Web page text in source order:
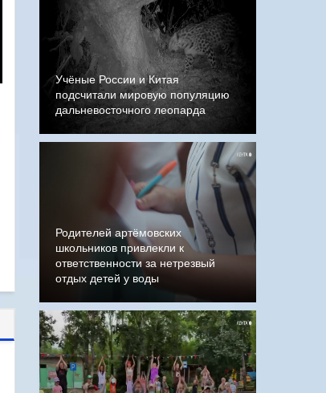
Учёные России и Китая
подсчитали мировую популяцию
дальневосточного леопарда
Родителей артёмовских
школьников привлекли к
ответственности за нетрезвый
отдых детей у воды